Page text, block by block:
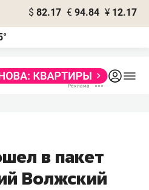
$ 82.17 € 94.84 ¥ 12.17
в пакет
Волжский